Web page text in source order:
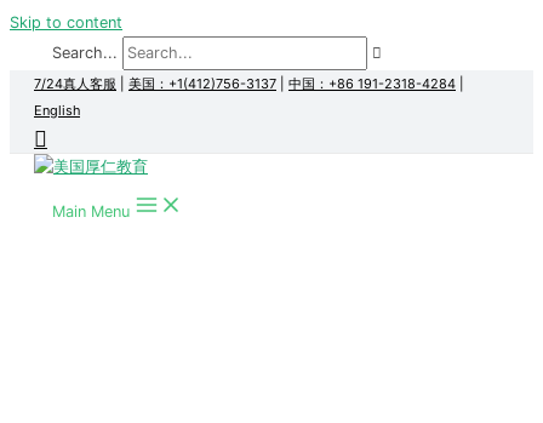
Skip to content
Search...
7/24真人客服 美国：+1(412)756-3137 中国：+86 191-2318-4284
English
Main Menu